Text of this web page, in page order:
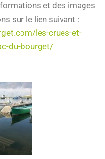
et des images
sur le lien suivant :
les-crues-et-
du-bourget/